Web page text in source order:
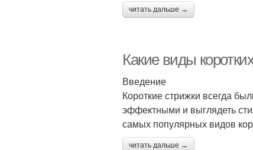
читать дальше →
Какие виды
Введение
Короткие стрижки всегда
эффектными и выглядеть
самых популярных видов
читать дальше →